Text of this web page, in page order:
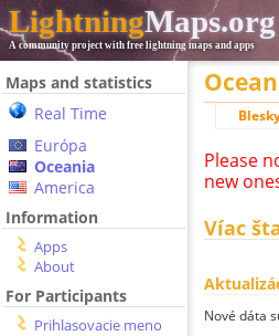
LightningMaps.org
A community project with free lightning maps and apps
Maps and statistics
Real Time
Európa
Oceania
America
Information
Apps
About
For Participants
Prihlasovacie meno
Please
new
Víac
Nové dáta